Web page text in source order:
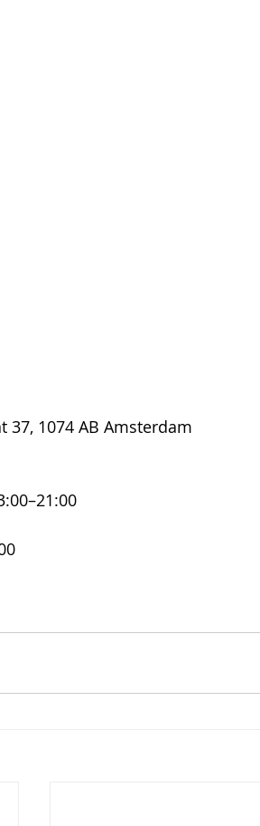
37, 1074 AB Amsterdam